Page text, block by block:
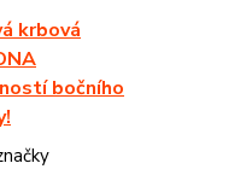
krbová
bočního